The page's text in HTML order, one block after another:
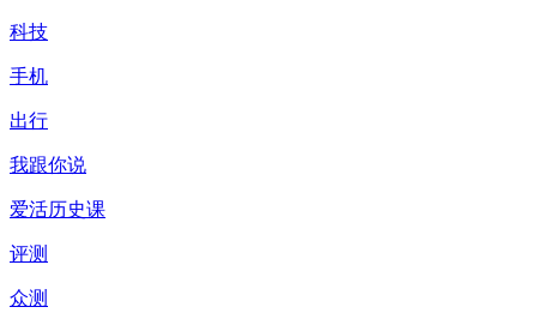
科技
手机
出行
我跟你说
爱活历史课
评测
众测